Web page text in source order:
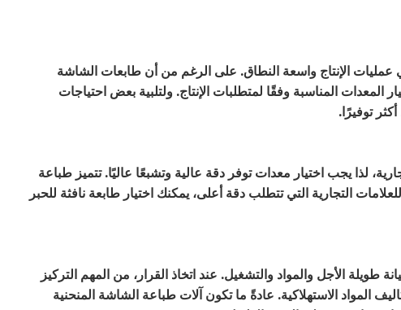
عمليات الإنتاج واسعة النطاق. على الرغم من أن طابعات الشاشة
المعدات المناسبة وفقًا لمتطلبات الإنتاج. ولتلبية بعض احتياجات
توفيرًا.
لذا يجب اختيار معدات توفر دقة عالية وتشبعًا عاليًا. تتميز طباعة
التجارية التي تتطلب دقة أعلى، يمكنك اختيار طابعة نافثة للحبر
الأجل والمواد والتشغيل. عند اتخاذ القرار، من المهم التركيز
الاستهلاكية. عادةً ما تكون آلات طباعة الشاشة المنحنية